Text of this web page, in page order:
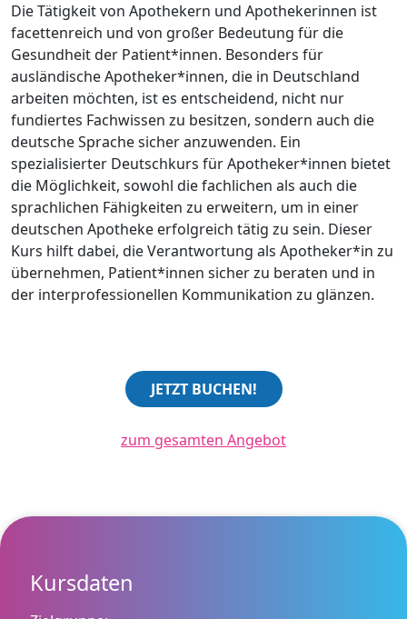
Die Tätigkeit von Apothekern und Apothekerinnen ist
facettenreich und von großer Bedeutung für die
Gesundheit der Patient*innen. Besonders für
ausländische Apotheker*innen, die in Deutschland
arbeiten möchten, ist es entscheidend, nicht nur
fundiertes Fachwissen zu besitzen, sondern auch die
deutsche Sprache sicher anzuwenden. Ein
spezialisierter Deutschkurs für Apotheker*innen bietet
die Möglichkeit, sowohl die fachlichen als auch die
sprachlichen Fähigkeiten zu erweitern, um in einer
deutschen Apotheke erfolgreich tätig zu sein. Dieser
Kurs hilft dabei, die Verantwortung als Apotheker*in zu
übernehmen, Patient*innen sicher zu beraten und in
der interprofessionellen Kommunikation zu glänzen.
JETZT BUCHEN!
zum gesamten Angebot
Kursdaten